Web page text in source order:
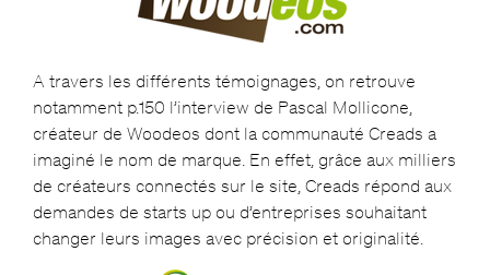
A travers les différents témoignages, on retrouve
notamment p.150 l’interview de Pascal Mollicone,
créateur de Woodeos dont la communauté Creads a
imaginé le nom de marque. En effet, grâce aux milliers
de créateurs connectés sur le site, Creads répond aux
demandes de starts up ou d’entreprises souhaitant
changer leurs images avec précision et originalité.